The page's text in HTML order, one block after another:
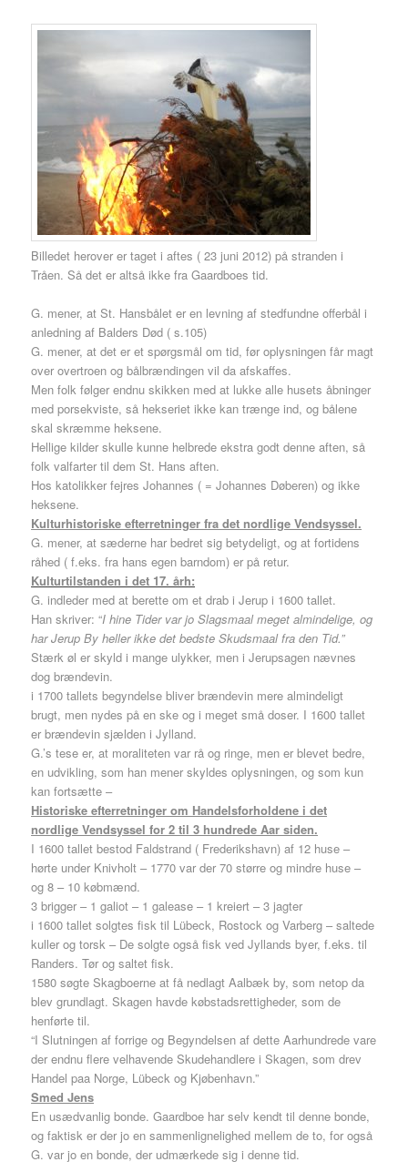
Billedet herover er taget i aftes ( 23 juni 2012) på stranden i
Tråen. Så det er altså ikke fra Gaardboes tid.
G. mener, at St. Hansbålet er en levning af stedfundne offerbål i
anledning af Balders Død ( s.105)
G. mener, at det er et spørgsmål om tid, før oplysningen får magt
over overtroen og bålbrændingen vil da afskaffes.
Men folk følger endnu skikken med at lukke alle husets åbninger
med porsekviste, så hekseriet ikke kan trænge ind, og bålene
skal skræmme heksene.
Hellige kilder skulle kunne helbrede ekstra godt denne aften, så
folk valfarter til dem St. Hans aften.
Hos katolikker fejres Johannes ( = Johannes Døberen) og ikke
heksene.
Kulturhistoriske efterretninger fra det nordlige Vendsyssel.
G. mener, at sæderne har bedret sig betydeligt, og at fortidens
råhed ( f.eks. fra hans egen barndom) er på retur.
Kulturtilstanden i det 17. årh:
G. indleder med at berette om et drab i Jerup i 1600 tallet.
Han skriver: “I hine Tider var jo Slagsmaal meget almindelige, og
har Jerup By heller ikke det bedste Skudsmaal fra den Tid.”
Stærk øl er skyld i mange ulykker, men i Jerupsagen nævnes
dog brændevin.
i 1700 tallets begyndelse bliver brændevin mere almindeligt
brugt, men nydes på en ske og i meget små doser. I 1600 tallet
er brændevin sjælden i Jylland.
G.’s tese er, at moraliteten var rå og ringe, men er blevet bedre,
en udvikling, som han mener skyldes oplysningen, og som kun
kan fortsætte –
Historiske efterretninger om Handelsforholdene i det
nordlige Vendsyssel for 2 til 3 hundrede Aar siden.
I 1600 tallet bestod Faldstrand ( Frederikshavn) af 12 huse –
hørte under Knivholt – 1770 var der 70 større og mindre huse –
og 8 – 10 købmænd.
3 brigger – 1 galiot – 1 galease – 1 kreiert – 3 jagter
i 1600 tallet solgtes fisk til Lübeck, Rostock og Varberg – saltede
kuller og torsk – De solgte også fisk ved Jyllands byer, f.eks. til
Randers. Tør og saltet fisk.
1580 søgte Skagboerne at få nedlagt Aalbæk by, som netop da
blev grundlagt. Skagen havde købstadsrettigheder, som de
henførte til.
“I Slutningen af forrige og Begyndelsen af dette Aarhundrede vare
der endnu flere velhavende Skudehandlere i Skagen, som drev
Handel paa Norge, Lübeck og Kjøbenhavn.”
Smed Jens
En usædvanlig bonde. Gaardboe har selv kendt til denne bonde,
og faktisk er der jo en sammenlignelighed mellem de to, for også
G. var jo en bonde, der udmærkede sig i denne tid.